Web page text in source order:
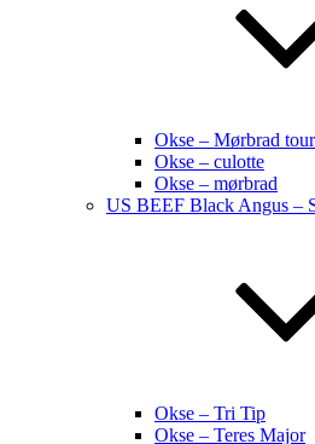
Okse – Mørbrad
Okse – culotte
Okse – mørbrad
US BEEF Black Angus –
Okse – Tri Tip
Okse – Teres Major